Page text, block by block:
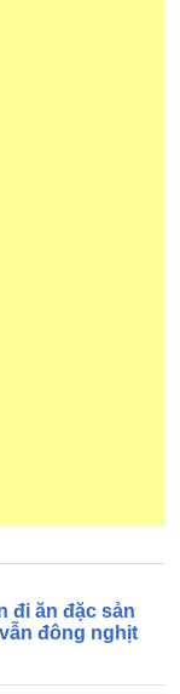
đi ăn đặc sản
đông nghịt